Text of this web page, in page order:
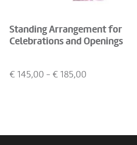
Standing Arrangement for
Celebrations and Openings
€ 145,00 - € 185,00